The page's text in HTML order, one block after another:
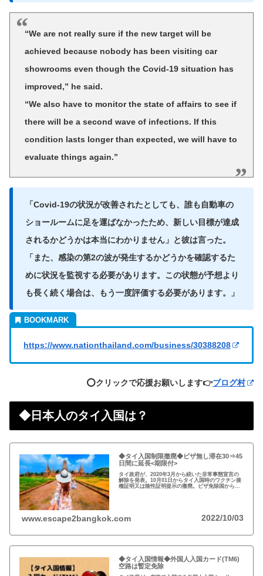
“We are not really sure if the new target will be
achieved because nobody has been visiting car
showrooms even though the Covid-19 situation has
improved,” he said.
“We also have to monitor the state of affairs to see if
there will be a second wave of infections. If this
condition lasts longer than expected, we will have to
evaluate things again.”
「Covid-19の状況が改善されたとしても、誰も自動車の
ショールームに足を運ばなかったため、新しい目標が達成
されるかどうかは本当にわかりません」と彼は言った。
「また、感染の第2の波が発生するかどうかを確認するた
めに状況を監視する必要があります。この状態が予想より
も長く続く場合は、もう一度評価する必要があります。」
https://www.nationthailand.com/business/30388208
⭕️クリックで応援お願いします👉ブログ村
◆日本人のタイ入国は？
◆タイ入国制限撤廃◆ビザ無し滞在30⇒45
日間に延長<期限付>
タイ政府が、2020年3月から続いた非常事態宣言の
解除を発表。10月01日からタイ入国時のワクチン接
種証明又は陰性証明提示の撤廃。ビザ免除国からの
www.escape2bangkok.com 2022/10/03
◆タイ入国情報◆外国人入国カード(TM6)
空路は暫定免除